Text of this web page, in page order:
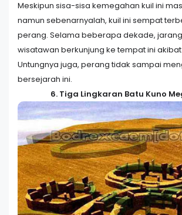
Meskipun sisa-sisa kemegahan kuil ini
namun sebenarnyalah, kuil ini sempat
perang. Selama beberapa dekade,
wisatawan berkunjung ke tempat ini
Untungnya juga, perang tidak sampai
bersejarah ini.
6. Tiga Lingkaran Batu Kuno